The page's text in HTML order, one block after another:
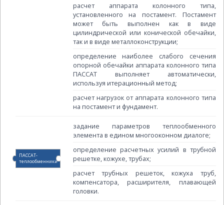
расчет аппарата колонного типа,
установленного на постамент. Постамент
может быть выполнен как в виде
цилиндрической или конической обечайки,
так и в виде металлоконструкции;
определение наиболее слабого сечения
опорной обечайки аппарата колонного типа
ПАССАТ выполняет автоматически,
используя итерационный метод;
расчет нагрузок от аппарата колонного типа
на постамент и фундамент.
ПАССАТ-
теплообменники
задание параметров теплообменного
элемента в едином многооконном диалоге;
определение расчетных усилий в трубной
решетке, кожухе, трубах;
расчет трубных решеток, кожуха труб,
компенсатора, расширителя, плавающей
головки.